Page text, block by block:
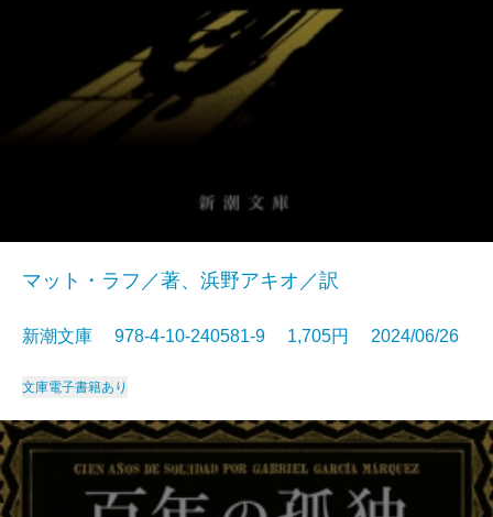
マット・ラフ／著、浜野アキオ／訳
新潮文庫 978-4-10-240581-9 1,705円 2024/06/26
文庫電子書籍あり